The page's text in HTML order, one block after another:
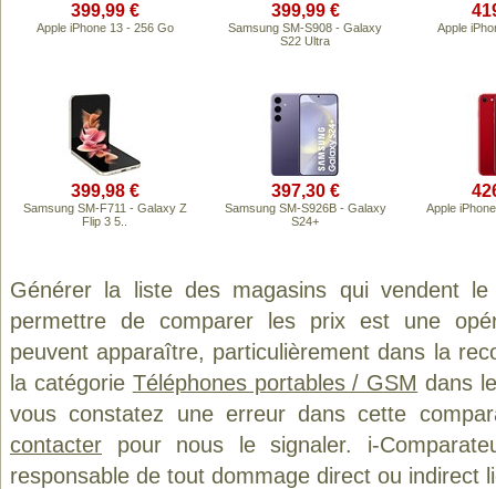
399,99 €
Apple iPhone 13 - 256 Go
399,99 €
Samsung SM-S908 - Galaxy
S22 Ultra
Apple
399,98 €
Samsung SM-F711 - Galaxy Z
Flip 3 5..
397,30 €
Samsung SM-S926B - Galaxy
S24+
Apple
Générer la liste des magasins qui vendent
permettre de comparer les prix est une
peuvent apparaître, particulièrement dans la
la catégorie Téléphones portables / GSM dans
vous constatez une erreur dans cette
contacter pour nous le signaler. i-
responsable de tout dommage direct ou indirect